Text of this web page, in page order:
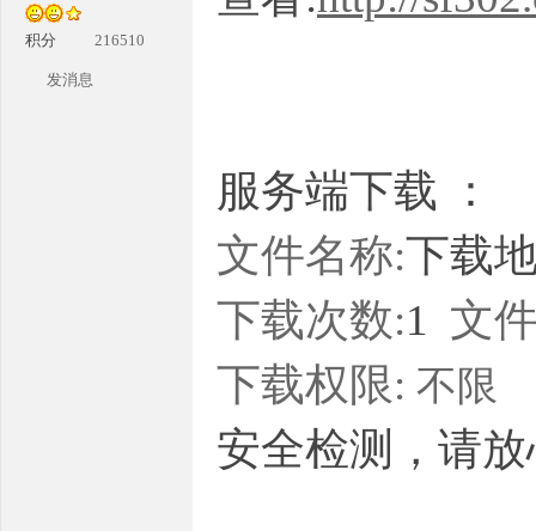
积分 216510
发消息
服务端下载 ：
文件名称:下载
下载次数:1 文
下载权限: 不限
安全检测，请